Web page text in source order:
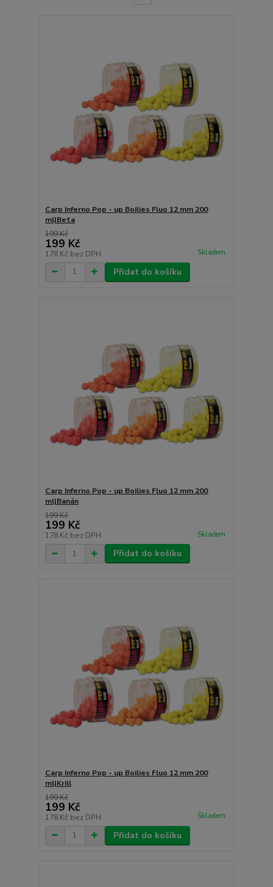
Carp Inferno Pop - up Boilies Fluo 12 mm 200
ml|Beta
199 Kč
199 Kč
178 Kč bez DPH Skladem
Přidat do košíku
Carp Inferno Pop - up Boilies Fluo 12 mm 200
ml|Banán
199 Kč
199 Kč
178 Kč bez DPH Skladem
Přidat do košíku
Carp Inferno Pop - up Boilies Fluo 12 mm 200
ml|Krill
199 Kč
199 Kč
178 Kč bez DPH Skladem
Přidat do košíku